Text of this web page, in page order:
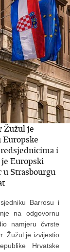
Žužul je
Europske
i
Europski
Strasbourgu
Barrosu i
na odgovornu
namjeru čvrste
Žužul je izvijestio
Hrvatske